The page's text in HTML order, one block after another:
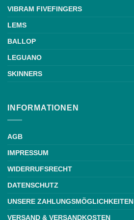
VIBRAM FIVEFINGERS
LEMS
BALLOP
LEGUANO
SKINNERS
INFORMATIONEN
AGB
IMPRESSUM
WIDERRUFSRECHT
DATENSCHUTZ
UNSERE ZAHLUNGSMÖGLICHKEITEN
VERSAND & VERSANDKOSTEN